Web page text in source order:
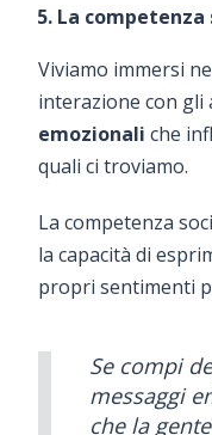
5. La competenza
Viviamo immersi
interazione con gli
emozionali che
quali ci troviamo.
La competenza
la capacità di
propri sentimenti
Se compi
messaggi
che la